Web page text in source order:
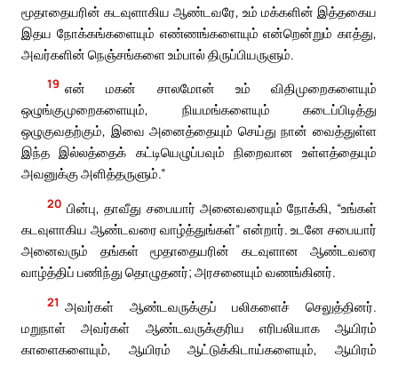
மூதாதையரின் கடவுளாகிய ஆண்டவரே, உம் மக்களின் இத்தகைய
இதய நோக்கங்களையும் எண்ணங்களையும் என்றென்றும் காத்து,
அவர்களின் நெஞ்சங்களை உம்பால் திருப்பியருளும்.
19 என் மகன் சாலமோன் உம் விதிமுறைகளையும்
ஒழுங்குமுறைகளையும், நியமங்களையும் கடைப்பிடித்து
ஒழுகுவதற்கும், இவை அனைத்தையும் செய்து நான் வைத்துள்ள
இந்த இல்லத்தைக் கட்டியெழுப்பவும் நிறைவான உள்ளத்தையும்
அவனுக்கு அளித்தருளும்.”
20 பின்பு, தாவீது சபையார் அனைவரையும் நோக்கி, “உங்கள்
கடவுளாகிய ஆண்டவரை வாழ்த்துங்கள்” என்றார். உடனே சபையார்
அனைவரும் தங்கள் மூதாதையரின் கடவுளான ஆண்டவரை
வாழ்த்திப் பணிந்து தொழுதனர்; அரசனையும் வணங்கினர்.
21 அவர்கள் ஆண்டவருக்குப் பலிகளைச் செலுத்தினர்.
மறுநாள் அவர்கள் ஆண்டவருக்குரிய எரிபலியாக ஆயிரம்
காளைகளையும், ஆயிரம் ஆட்டுக்கிடாய்களையும், ஆயிரம்